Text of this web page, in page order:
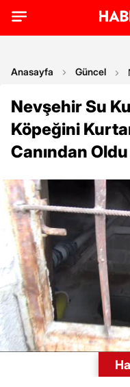
Anasayfa Güncel
Nevşehir Su
Köpeğini
Canından Oldu